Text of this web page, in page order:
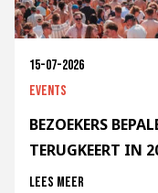
15-07-2026
Events
BEZOEKERS
TERUGKEERT IN
Lees meer